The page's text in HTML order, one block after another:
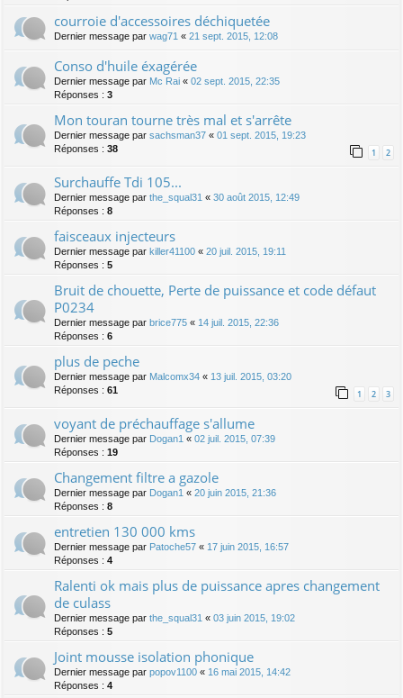
courroie d'accessoires déchiquetée
Dernier message par wag71 « 21 sept. 2015, 12:08
Conso d'huile éxagérée
Dernier message par Mc Rai « 02 sept. 2015, 22:35
Réponses : 3
Mon touran tourne très mal et s'arrête
Dernier message par sachsman37 « 01 sept. 2015, 19:23
Réponses : 38 1 2
Surchauffe Tdi 105...
Dernier message par the_squal31 « 30 août 2015, 12:49
Réponses : 8
faisceaux injecteurs
Dernier message par killer41100 « 20 juil. 2015, 19:11
Réponses : 5
Bruit de chouette, Perte de puissance et code défaut
P0234
Dernier message par brice775 « 14 juil. 2015, 22:36
Réponses : 6
plus de peche
Dernier message par Malcomx34 « 13 juil. 2015, 03:20
Réponses : 61 1 2 3
voyant de préchauffage s'allume
Dernier message par Dogan1 « 02 juil. 2015, 07:39
Réponses : 19
Changement filtre a gazole
Dernier message par Dogan1 « 20 juin 2015, 21:36
Réponses : 8
entretien 130 000 kms
Dernier message par Patoche57 « 17 juin 2015, 16:57
Réponses : 4
Ralenti ok mais plus de puissance apres changement
de culass
Dernier message par the_squal31 « 03 juin 2015, 19:02
Réponses : 5
Joint mousse isolation phonique
Dernier message par popov1100 « 16 mai 2015, 14:42
Réponses : 4